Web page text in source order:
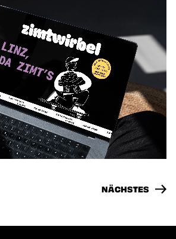
– EXKURSIONSREISE" ANSEHEN
NÄCHSTES